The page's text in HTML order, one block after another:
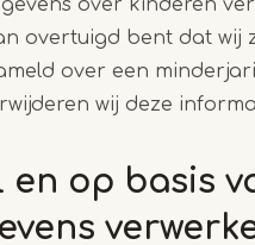
overtuigd bent dat
over een
wij deze
en op basis